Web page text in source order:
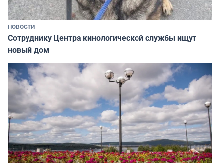
НОВОСТИ
Сотруднику Центра кинологической службы ищут
новый дом